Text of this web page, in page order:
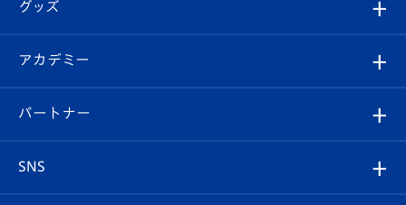
チケット
イベント
メディア
ホームタウン
スタッフプロフィール
マスコット紹介
Revive Team
ヴィヴィくんの長崎おもてなしガイド
フォトギャラリー
スタジアムグルメ
V-LOVERS（ファンクラブ）
プレイヤーズスイート
グッズ
オンラインショップ
店舗情報
アカデミー
育成からのお知らせ
U-18
パートナー
SNS